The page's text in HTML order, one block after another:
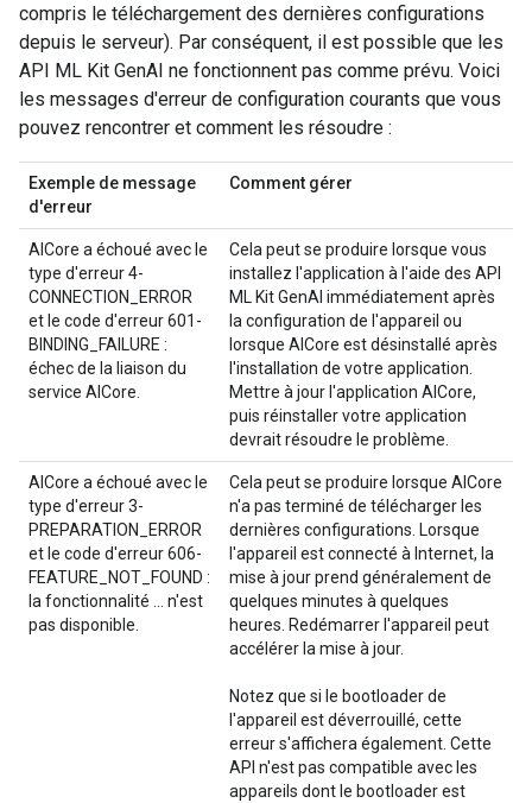
compris le téléchargement des dernières configurations
depuis le serveur). Par conséquent, il est possible que les
API ML Kit GenAI ne fonctionnent pas comme prévu. Voici
les messages d'erreur de configuration courants que vous
pouvez rencontrer et comment les résoudre :
Exemple de message
d'erreur
Comment gérer
AICore a échoué avec le
type d'erreur 4-
CONNECTION_ERROR
et le code d'erreur 601-
BINDING_FAILURE :
échec de la liaison du
service AICore.
Cela peut se produire lorsque vous
installez l'application à l'aide des API
ML Kit GenAI immédiatement après
la configuration de l'appareil ou
lorsque AICore est désinstallé après
l'installation de votre application.
Mettre à jour l'application AICore,
puis réinstaller votre application
devrait résoudre le problème.
AICore a échoué avec le
type d'erreur 3-
PREPARATION_ERROR
et le code d'erreur 606-
FEATURE_NOT_FOUND :
la fonctionnalité ... n'est
pas disponible.
Cela peut se produire lorsque AICore
n'a pas terminé de télécharger les
dernières configurations. Lorsque
l'appareil est connecté à Internet, la
mise à jour prend généralement de
quelques minutes à quelques
heures. Redémarrer l'appareil peut
accélérer la mise à jour.
Notez que si le bootloader de
l'appareil est déverrouillé, cette
erreur s'affichera également. Cette
API n'est pas compatible avec les
appareils dont le bootloader est